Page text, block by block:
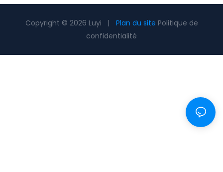
Copyright © 2026 Luyi | Plan du site Politique de
confidentialité